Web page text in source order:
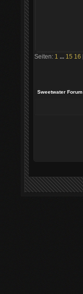
Seiten: 1 ... 15 16
Sweetwater Forum